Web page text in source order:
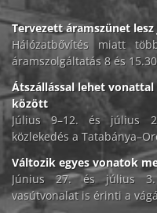
Tervezett áramszünet
Hálózatbővítés miatt
áramszolgáltatás 8 és
Átszállással lehet
között
Július 9–12. és július
közlekedés a
Változik egyes vonatok
Június 27. és július 3.
vasútvonalat is érinti a